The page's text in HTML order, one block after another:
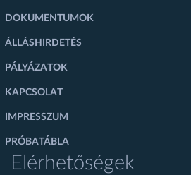
DOKUMENTUMOK
ÁLLÁSHIRDETÉS
PÁLYÁZATOK
KAPCSOLAT
IMPRESSZUM
PRÓBATÁBLA
Elérhetőségek